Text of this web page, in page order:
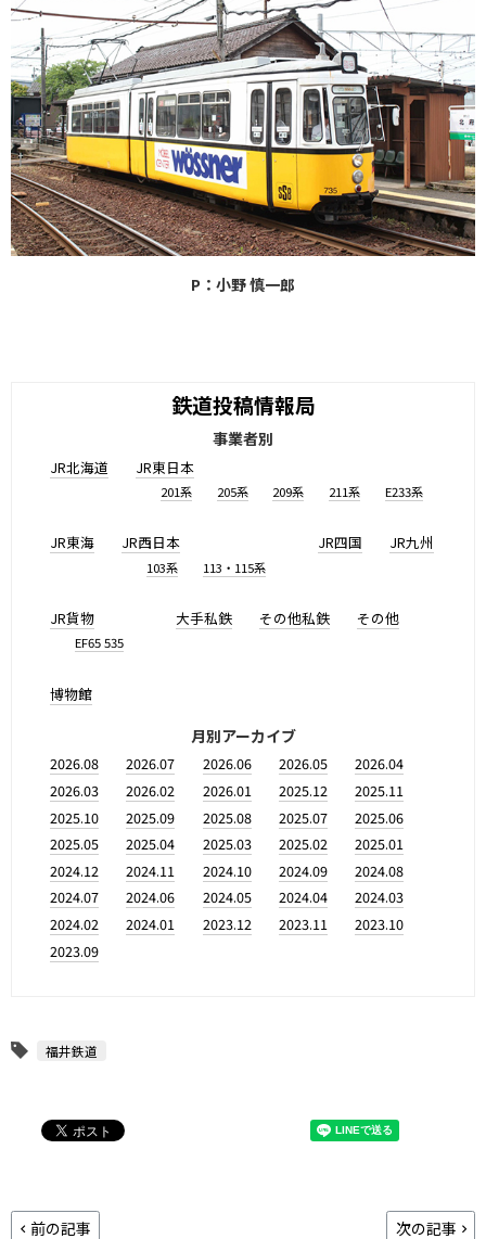
P：小野 慎一郎
鉄道投稿情報局
事業者別
JR北海道 JR東日本
201系 205系 209系 211系 E233系
JR東海 JR西日本
103系 113・115系
JR四国 JR九州
JR貨物
EF65 535
大手私鉄 その他私鉄 その他
博物館
月別アーカイブ
2026.08 2026.07 2026.06 2026.05
2026.04
2026.03
2026.02 2026.01 2025.12
2025.11
2025.10
2025.09 2025.08 2025.07
2025.06
2025.05
2025.04 2025.03 2025.02
2025.01
2024.12
2024.11 2024.10 2024.09
2024.08
2024.07
2024.06 2024.05 2024.04
2024.03
2024.02
2024.01 2023.12 2023.11
2023.10
2023.09
福井鉄道
前の記事 次の記事